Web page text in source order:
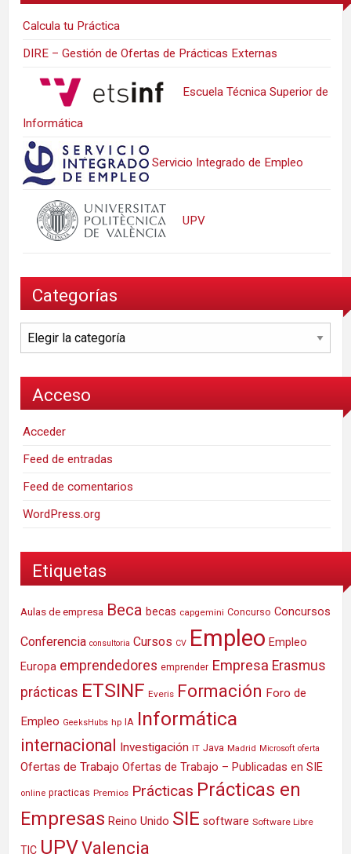
Calcula tu Práctica
DIRE – Gestión de Ofertas de Prácticas Externas
Escuela Técnica Superior de
Informática
Servicio Integrado de Empleo
UPV
Categorías
Categorías
Acceso
Acceder
Feed de entradas
Feed de comentarios
WordPress.org
Etiquetas
Aulas de empresa Beca becas capgemini Concurso Concursos
Conferencia consultoria Cursos CV Empleo Empleo
Europa emprendedores emprender Empresa Erasmus
prácticas ETSINF Everis Formación Foro de
Empleo GeeksHubs hp IA Informática
internacional Investigación IT Java Madrid Microsoft oferta
Ofertas de Trabajo Ofertas de Trabajo – Publicadas en SIE
online practicas Premios Prácticas Prácticas en
Empresas Reino Unido SIE software Software Libre
TIC UPVValencia